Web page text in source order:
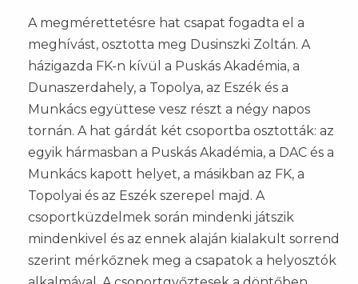
A megmérettetésre hat csapat fogadta el a
meghívást, osztotta meg Dusinszki Zoltán. A
házigazda FK-n kívül a Puskás Akadémia, a
Dunaszerdahely, a Topolya, az Eszék és a
Munkács együttese vesz részt a négy napos
tornán. A hat gárdát két csoportba osztották: az
egyik hármasban a Puskás Akadémia, a DAC és a
Munkács kapott helyet, a másikban az FK, a
Topolyai és az Eszék szerepel majd. A
csoportküzdelmek során mindenki játszik
mindenkivel és az ennek alaján kialakult sorrend
szerint mérkőznek meg a csapatok a helyosztók